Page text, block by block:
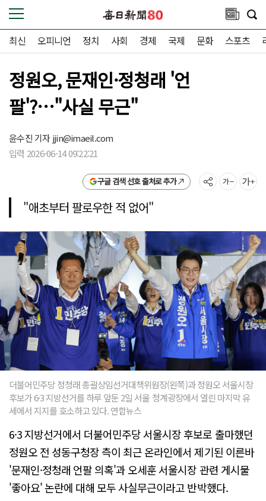
최신 오피니언 정치 사회 경제 국제 문화 스포츠
정원오, 문재인·정청래 '언
팔'?…"사실 무근"
윤수진 기자jjin@imaeil.com
입력 2026-06-14 09:22:21
구글 검색 선호 출처로 추가
"애초부터 팔로우한 적 없어"
더불어민주당 정청래 총괄상임선거대책위원장(왼쪽)과 정원오 서울시장
후보가 6·3 지방선거를 하루 앞둔 2일 서울 청계광장에서 열린 마지막 유
세에서 지지를 호소하고 있다. 연합뉴스
6·3 지방선거에서 더불어민주당 서울시장 후보로 출마했던
정원오 전 성동구청장 측이 최근 온라인에서 제기된 이른바
'문재인·정청래 언팔 의혹'과 오세훈 서울시장 관련 게시물
'좋아요' 논란에 대해 모두 사실무근이라고 반박했다.